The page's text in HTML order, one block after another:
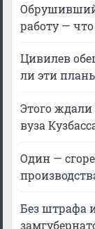
работу —
Цивилев
ли эти
Этого
вуза
Один —
Без штрафа